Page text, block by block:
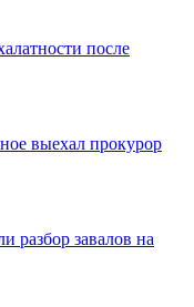
после
выехал прокурор
разбор завалов на